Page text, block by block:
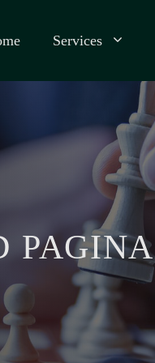
Services
PAGINA